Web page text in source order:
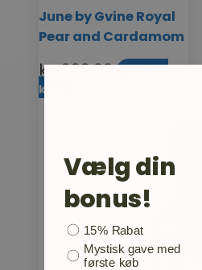
June by Gvine Royal
Pear and Cardamom
kr.299,00
kurv
Vælg din
bonus!
Bonusgave
15% Rabat
Mystisk gave med
første køb